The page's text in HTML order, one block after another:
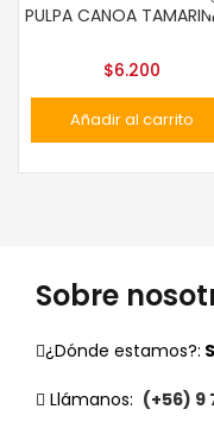
PULPA CANOA
$6.200
Añadir al carrito
Sobre
¿Dónde estamos?:
Llámanos: (+56) 9